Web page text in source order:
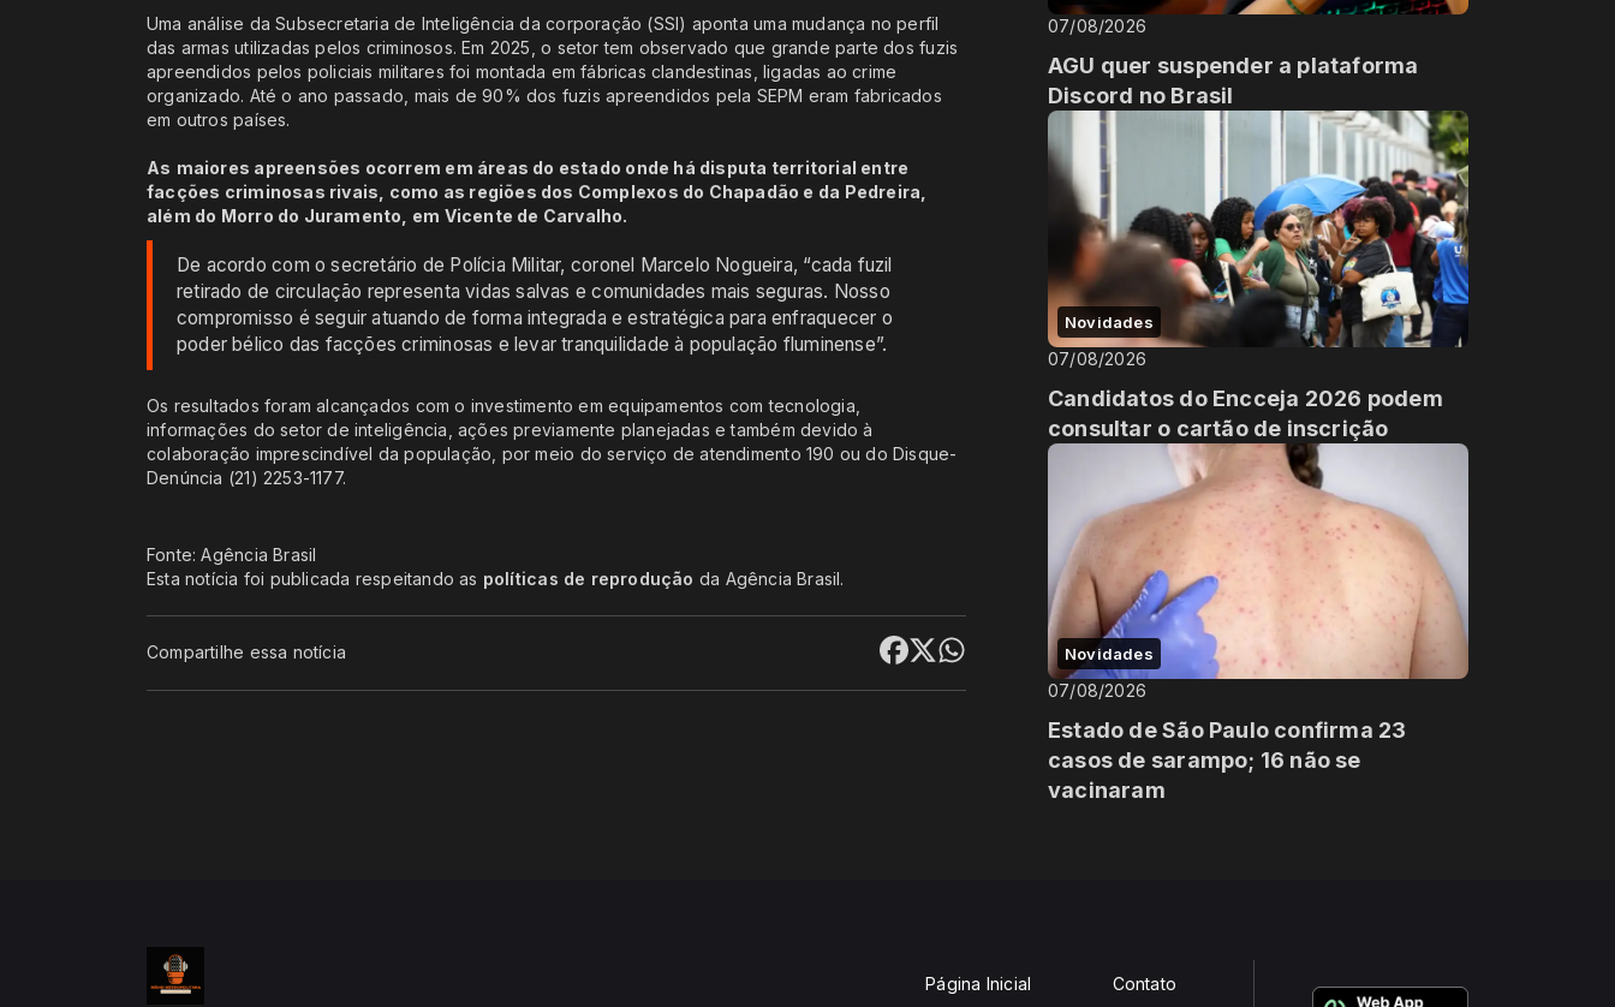
Uma análise da Subsecretaria de Inteligência da corporação (SSI) aponta uma mudança no perfil
das armas utilizadas pelos criminosos. Em 2025, o setor tem observado que grande parte dos fuzis
apreendidos pelos policiais militares foi montada em fábricas clandestinas, ligadas ao crime
organizado. Até o ano passado, mais de 90% dos fuzis apreendidos pela SEPM eram fabricados
em outros países.
As maiores apreensões ocorrem em áreas do estado onde há disputa territorial entre
facções criminosas rivais, como as regiões dos Complexos do Chapadão e da Pedreira,
além do Morro do Juramento, em Vicente de Carvalho.
De acordo com o secretário de Polícia Militar, coronel Marcelo Nogueira, “cada fuzil
retirado de circulação representa vidas salvas e comunidades mais seguras. Nosso
compromisso é seguir atuando de forma integrada e estratégica para enfraquecer o
poder bélico das facções criminosas e levar tranquilidade à população fluminense”.
Os resultados foram alcançados com o investimento em equipamentos com tecnologia,
informações do setor de inteligência, ações previamente planejadas e também devido à
colaboração imprescindível da população, por meio do serviço de atendimento 190 ou do Disque-
Denúncia (21) 2253-1177.
Fonte: Agência Brasil
Esta notícia foi publicada respeitando as políticas de reprodução da Agência Brasil.
Compartilhe essa notícia
07/08/2026
AGU quer suspender a plataforma
Discord no Brasil
Novidades
07/08/2026
Candidatos do Encceja 2026 podem
consultar o cartão de inscrição
Novidades
07/08/2026
Estado de São Paulo confirma 23
casos de sarampo; 16 não se
vacinaram
Página Inicial Contato